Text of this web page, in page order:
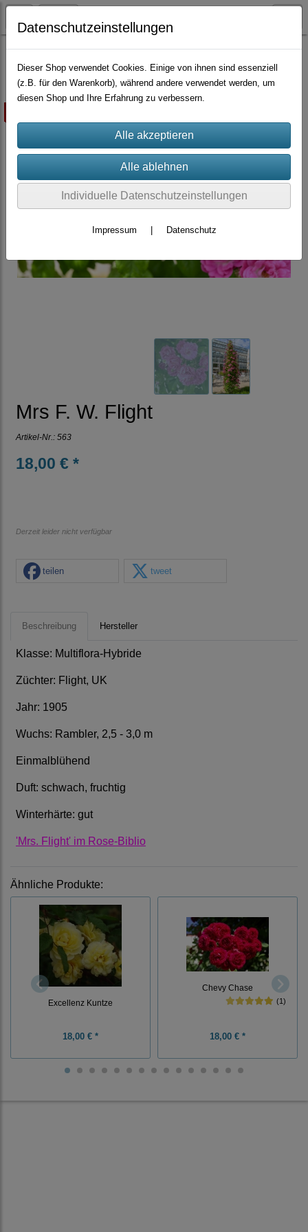
Container-Rosen Multiflora-Hybriden
Mrs F. W. Flight
Artikel-Nr.: 563
18,00 € *
Derzeit leider nicht verfügbar
teilen tweet
Beschreibung Hersteller
Klasse: Multiflora-Hybride
Züchter: Flight, UK
Jahr: 1905
Wuchs: Rambler, 2,5 - 3,0 m
Einmalblühend
Duft: schwach, fruchtig
Winterhärte: gut
'Mrs. Flight' im Rose-Biblio
Ähnliche Produkte:
Excellenz Kuntze
18,00 € *
Chevy Chase
(1)
18,00 € *
Datenschutzeinstellungen
Dieser Shop verwendet Cookies. Einige von ihnen sind essenziell
(z.B. für den Warenkorb), während andere verwendet werden, um
diesen Shop und Ihre Erfahrung zu verbessern.
Individuelle Datenschutzeinstellungen
Impressum Datenschutz